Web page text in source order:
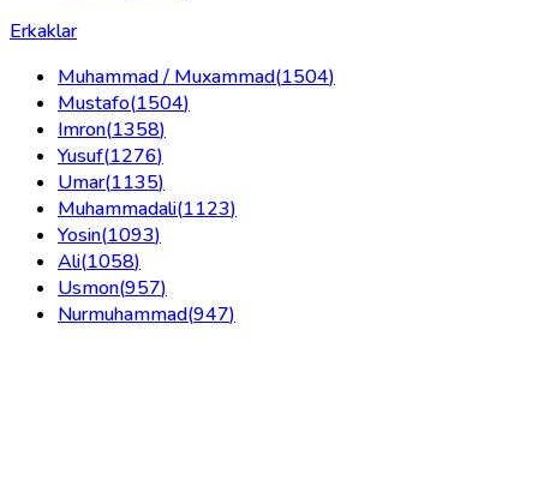
Erkaklar
Muhammad / Muxammad(1504)
Mustafo(1504)
Imron(1358)
Yusuf(1276)
Umar(1135)
Muhammadali(1123)
Yosin(1093)
Ali(1058)
Usmon(957)
Nurmuhammad(947)